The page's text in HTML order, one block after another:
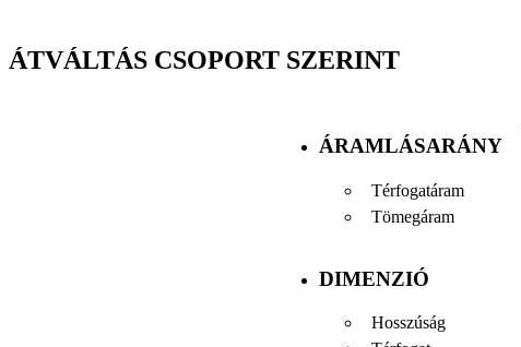
ÁTVÁLTÁS CSOPORT SZERINT
ÁRAMLÁSARÁNY
Térfogatáram
Tömegáram
DIMENZIÓ
Hosszúság